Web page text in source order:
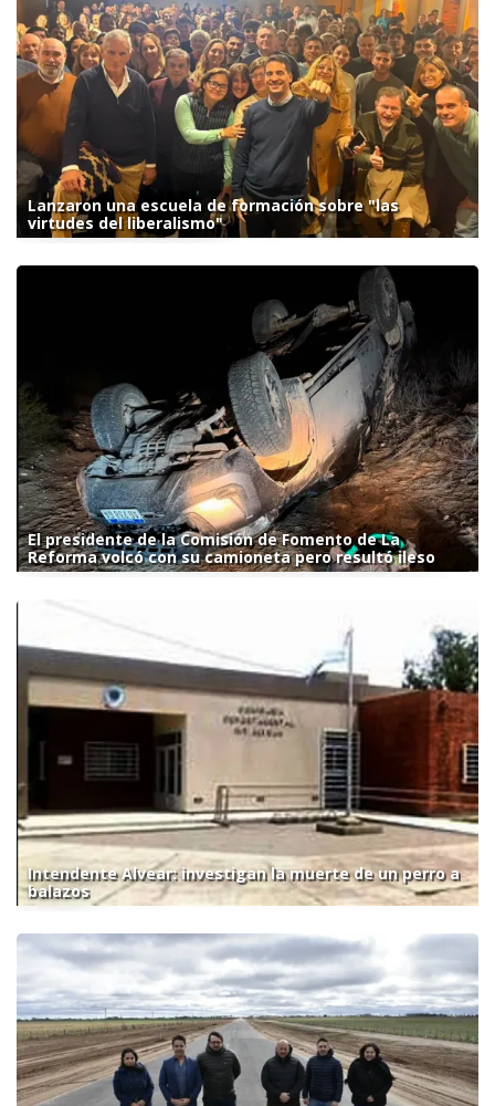
Lanzaron una escuela de formación sobre "las
virtudes del liberalismo"
El presidente de la Comisión de Fomento de La
Reforma volcó con su camioneta pero resultó ileso
Intendente Alvear: investigan la muerte de un perro a
balazos